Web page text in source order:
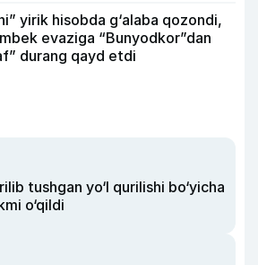
yirik hisobda g‘alaba qozondi,
evaziga “Bunyodkor”dan
durang qayd etdi
tushgan yo‘l qurilishi bo‘yicha
o‘qildi